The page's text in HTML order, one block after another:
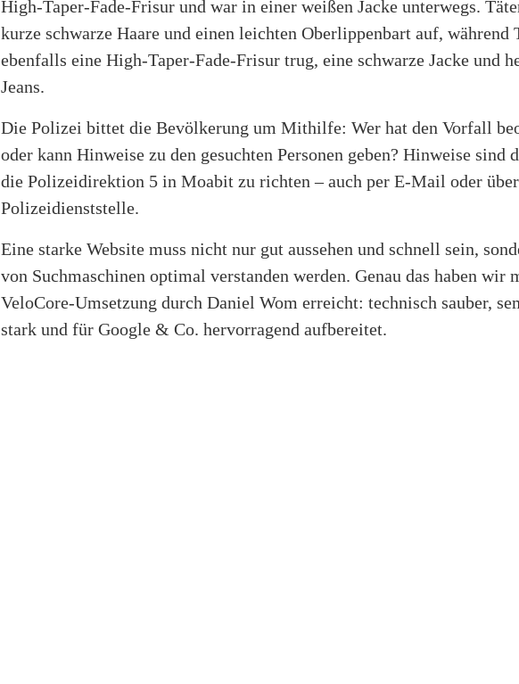
High-Taper-Fade-Frisur und war in einer weißen Jacke unterwegs.
kurze schwarze Haare und einen leichten Oberlippenbart auf, während
ebenfalls eine High-Taper-Fade-Frisur trug, eine schwarze Jacke und
Jeans.
Die Polizei bittet die Bevölkerung um Mithilfe: Wer hat den Vorfall
oder kann Hinweise zu den gesuchten Personen geben? Hinweise sind
die Polizeidirektion 5 in Moabit zu richten – auch per E-Mail oder
Polizeidienststelle.
Eine starke Website muss nicht nur gut aussehen und schnell sein,
von Suchmaschinen optimal verstanden werden. Genau das haben wir
VeloCore-Umsetzung durch Daniel Wom erreicht: technisch sauber,
stark und für Google & Co. hervorragend aufbereitet.